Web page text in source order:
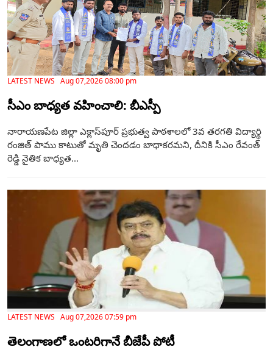
LATEST NEWS Aug 07,2026 08:00 pm
సీఎం బాధ్యత వహించాలి: బీఎస్పీ
నారాయణపేట జిల్లా ఎక్లాస్‌పూర్ ప్రభుత్వ పాఠశాలలో 3వ తరగతి విద్యార్థి
రంజిత్ పాము కాటుతో మృతి చెందడం బాధాకరమని, దీనికి సీఎం రేవంత్
రెడ్డి నైతిక బాధ్యత...
LATEST NEWS Aug 07,2026 07:59 pm
తెలంగాణ‌లో ఒంటరిగానే బీజేపీ పోటీ